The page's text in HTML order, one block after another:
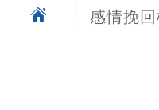
感情挽